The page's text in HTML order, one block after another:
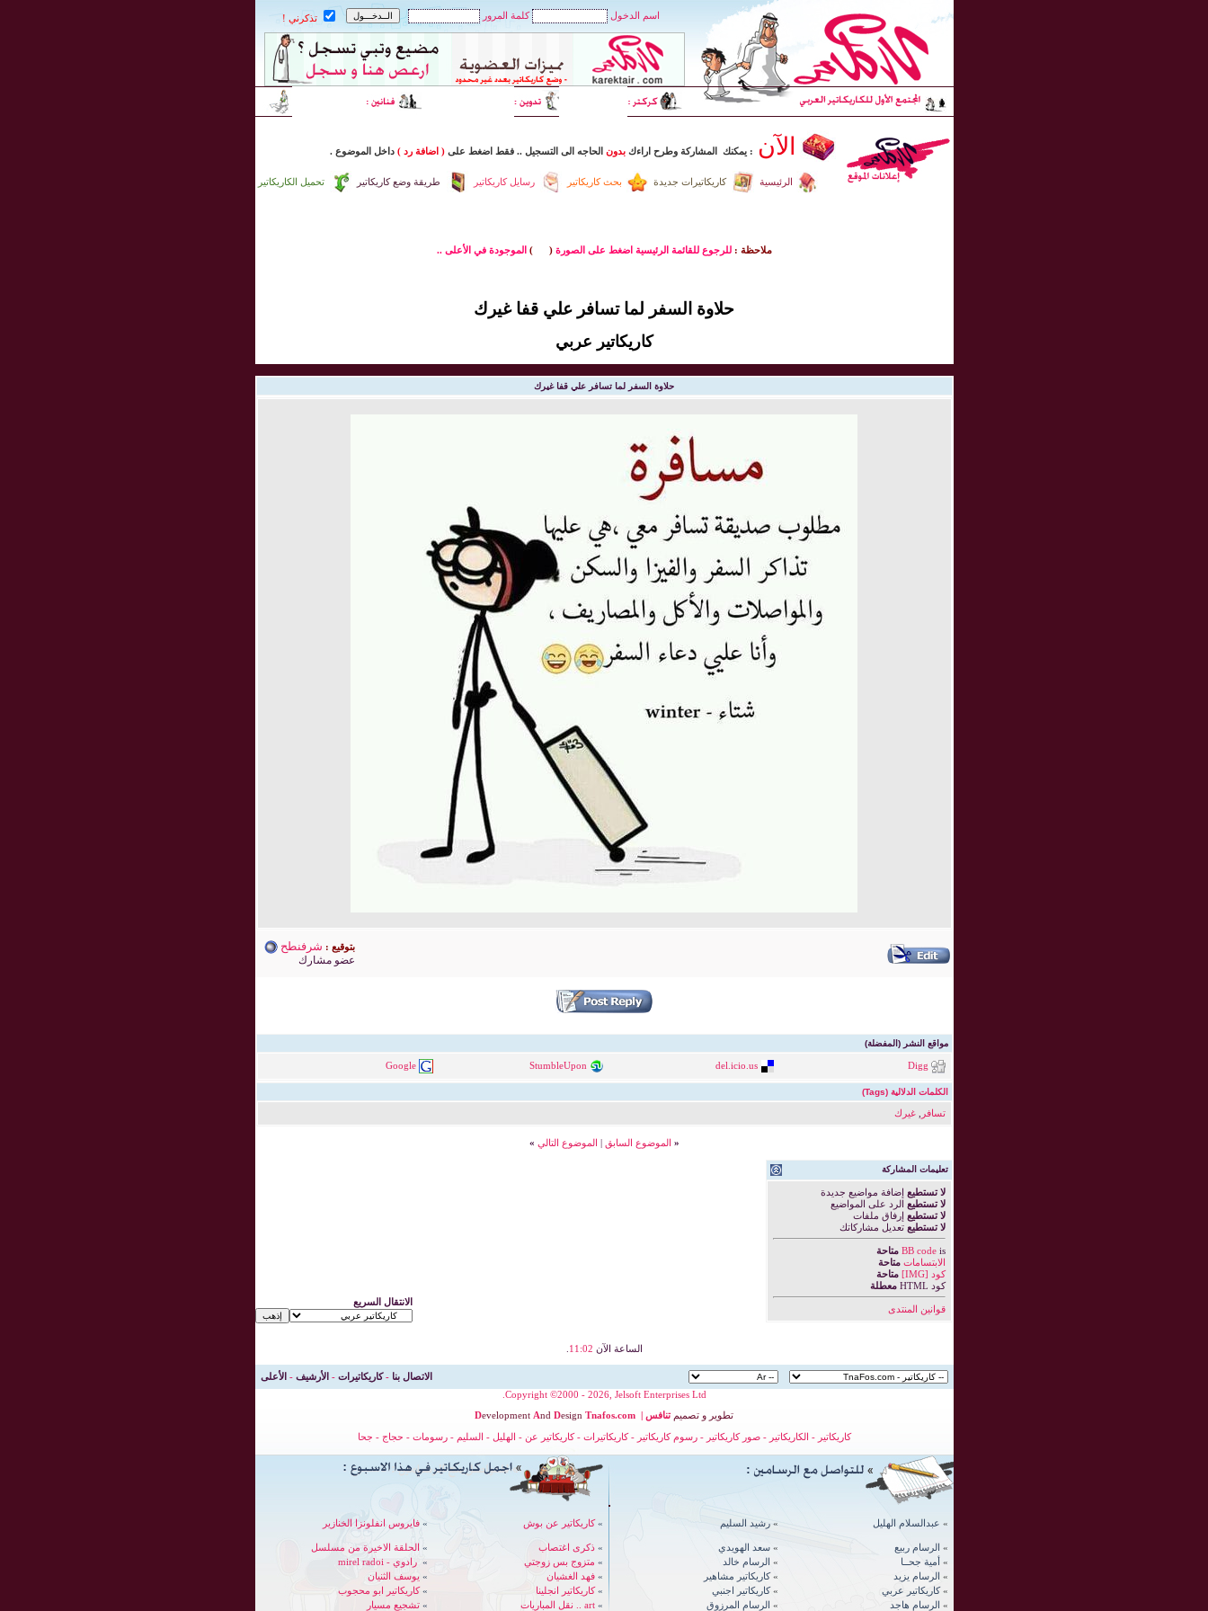
اسم الدخول كلمة المرور تذكرني !
الآن : يمكنك المشاركة وطرح اراءك بدون الحاجه الى التسجيل .. فقط اضغط على ( اضافة رد ) داخل الموضوع .
تحميل الكاريكاتير طريقة وضع كاريكاتير رسايل كاريكاتير بحث كاريكاتير كاريكاتيرات جديدة الرئيسية
ملاحظة : للرجوع للقائمة الرئيسية اضغط على الصورة(
) الموجودة في الأعلى ..
حلاوة السفر لما تسافر علي قفا غيرك
كاريكاتير عربي
حلاوة السفر لما تسافر علي قفا غيرك
بتوقيع : شرفنطح
عضو مشارك
مواقع النشر (المفضلة)
Digg
del.icio.us
StumbleUpon
Google
الكلمات الدلالية (Tags)
تسافر ,غيرك
« الموضوع السابق | الموضوع التالي »
تعليمات المشاركة
لا تستطيع إضافة مواضيع جديدة
لا تستطيع الرد على المواضيع
لا تستطيع إرفاق ملفات
لا تستطيع تعديل مشاركاتك
BB codeis
متاحة
الابتسامات متاحة
كود [IMG]
متاحة
كود HTML
معطلة
قوانين المنتدى
الانتقال السريع
الساعة الآن 11:02
الاتصال بنا -كاريكاتيرات - الأرشيف - الأعلى
Copyright ©2000 - 2026, Jelsoft Enterprises Ltd.
Development And Design Tnafos.com | تطوير و تصميم تنافس
كاريكاتير - الكاريكاتير -صور كاريكاتير - رسوم كاريكاتير -كاريكاتيرات -كاريكاتير عن - الهليل - السليم -رسومات - حجاج - جحا
» فايروس انفلونزا الخنازير » كاريكاتير عن بوش
» الحلقة الاخيرة من مسلسل » ذكرى اغتصاب
» رادوي - mirel radoi » متزوج بس زوجتي
» يوسف الثنيان » فهد الغشيان
» كاريكاتير ابو محجوب » كاريكاتير انجلينا
» تشجيع مسيار » art .. نقل المباريات
» رشيد السليم » عبدالسلام الهليل
» سعد الهويدي » الرسام ربيع
» الرسام خالد » أمية جحــا
» كاريكاتير مشاهير » الرسام يزيد
» كاريكاتير اجنبي » كاريكاتير عربي
» الرسام المرزوق » الرسام هاجد